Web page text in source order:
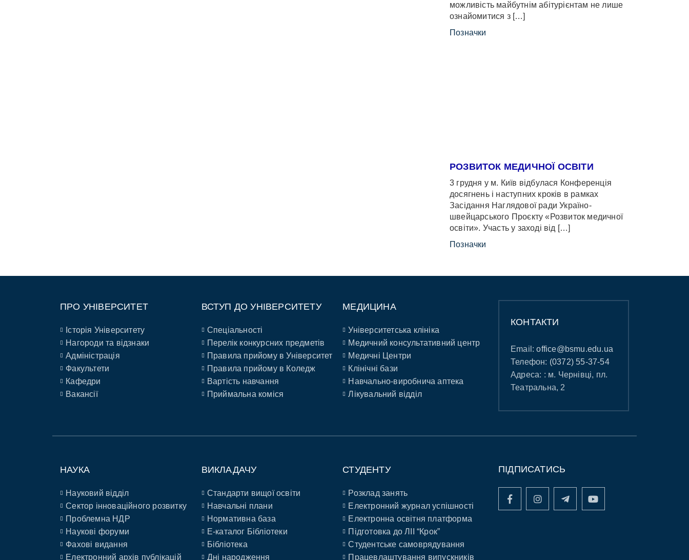
можливість майбутнім абітурієнтам не лише
ознайомитися з […]
Позначки
РОЗВИТОК МЕДИЧНОЇ ОСВІТИ
3 грудня у м. Київ відбулася Конференція
досягнень і наступних кроків в рамках
Засідання Наглядової ради Україно-
швейцарського Проєкту «Розвиток медичної
освіти». Участь у заході від […]
Позначки
ПРО УНІВЕРСИТЕТ
Історія Університету
Нагороди та відзнаки
Адміністрація
Факультети
Кафедри
Вакансії
ВСТУП ДО УНІВЕРСИТЕТУ
Спеціальності
Перелік конкурсних предметів
Правила прийому в Університет
Правила прийому в Коледж
Вартість навчання
Приймальна коміся
МЕДИЦИНА
Університетська клініка
Медичний консультативний центр
Медичні Центри
Клінічні бази
Навчально-виробнича аптека
Лікувальний відділ
КОНТАКТИ
Email:office@bsmu.edu.ua
Телефон: (0372) 55-37-54
Адреса: : м. Чернівці, пл.
Театральна, 2
НАУКА
Науковий відділ
Сектор інноваційного розвитку
Проблемна НДР
Наукові форуми
Фахові видання
Електронний архів публікацій
ВИКЛАДАЧУ
Стандарти вищої освіти
Навчальні плани
Нормативна база
E-каталог Бібліотеки
Бібліотека
Дні народження
СТУДЕНТУ
Розклад занять
Електронний журнал успішності
Електронна освітня платформа
Підготовка до ЛІІ “Крок”
Студентське самоврядування
Працевлаштування випускників
ПІДПИСАТИСЬ